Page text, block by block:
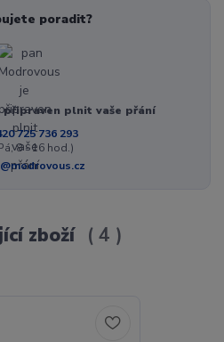
poradit?
připraven plnit vaše přání
725 736 293
8 - 16 hod.)
zboží 4